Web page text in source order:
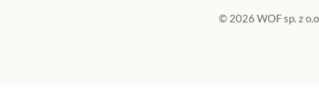
© 2026 WOF sp. z